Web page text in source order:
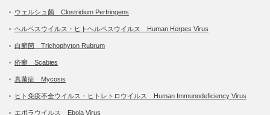
ウェルシュ菌 Clostridium Perfringens
ヘルペスウイルス・ヒトヘルペスウイルス Human Herpes Virus
白癬菌 Trichophyton Rubrum
疥癬 Scabies
真菌症 Mycosis
ヒト免疫不全ウイルス・ヒトレトロウイルス Human Immunodeficiency Virus
エボラウイルス Ebola Virus